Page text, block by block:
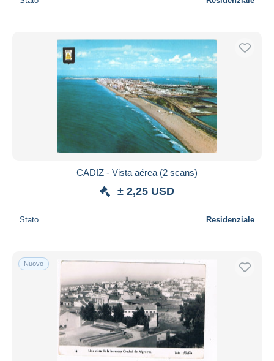
CADIZ - Vista aérea (2 scans)
± 2,25 USD
Stato Residenziale
Nuovo